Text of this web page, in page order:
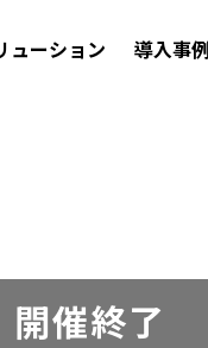
ューション 導入事例
開催終了